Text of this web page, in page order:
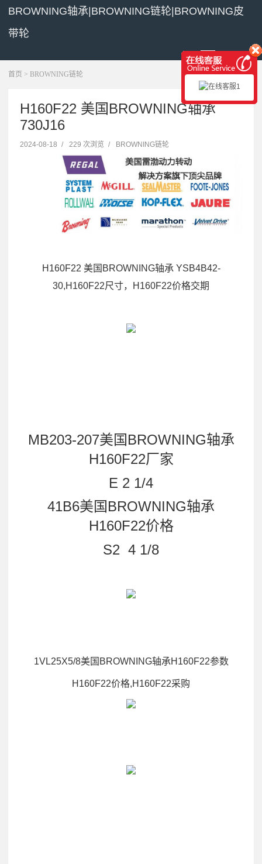
BROWNING轴承|BROWNING链轮|BROWNING皮
带轮
展开菜单
首页 > BROWNING链轮
H160F22 美国BROWNING轴承
730J16
2024-08-18 / 229 次浏览 / BROWNING链轮
H160F22 美国BROWNING轴承 YSB4B42-
30,H160F22尺寸，H160F22价格交期
MB203-207美国BROWNING轴承
H160F22厂家
E 2 1/4
41B6美国BROWNING轴承
H160F22价格
S2 4 1/8
1VL25X5/8美国BROWNING轴承H160F22参数
H160F22价格,H160F22采购